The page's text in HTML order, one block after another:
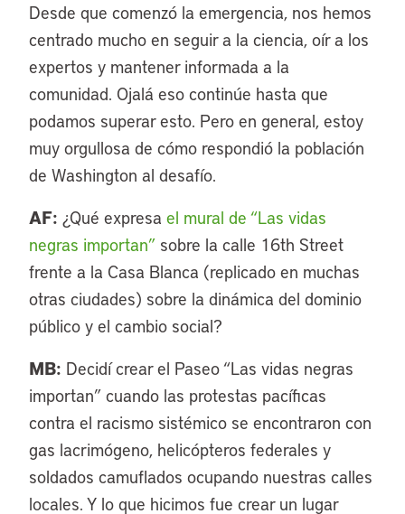
Desde que comenzó la emergencia, nos hemos
centrado mucho en seguir a la ciencia, oír a los
expertos y mantener informada a la
comunidad. Ojalá eso continúe hasta que
podamos superar esto. Pero en general, estoy
muy orgullosa de cómo respondió la población
de Washington al desafío.
AF: ¿Qué expresa el mural de “Las vidas
negras importan” sobre la calle 16th Street
frente a la Casa Blanca (replicado en muchas
otras ciudades) sobre la dinámica del dominio
público y el cambio social?
MB: Decidí crear el Paseo “Las vidas negras
importan” cuando las protestas pacíficas
contra el racismo sistémico se encontraron con
gas lacrimógeno, helicópteros federales y
soldados camuflados ocupando nuestras calles
locales. Y lo que hicimos fue crear un lugar